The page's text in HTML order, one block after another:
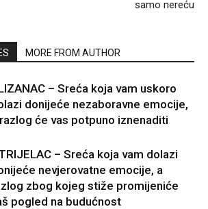
samo nereću
MORE FROM AUTHOR
– Sreća koja vam uskoro
donijeće nezaboravne emocije,
će vas potpuno iznenaditi
– Sreća koja vam dolazi
nevjerovatne emocije, a
zbog kojeg stiže promijeniće
pogled na budućnost